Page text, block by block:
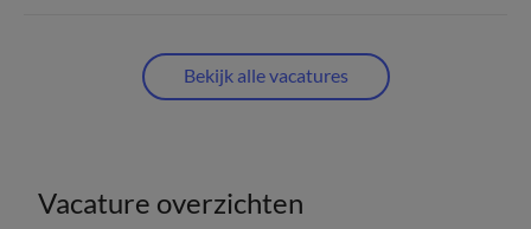
Bekijk alle vacatures
Vacature overzichten